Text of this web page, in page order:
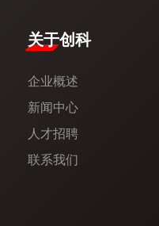
​关于创科​
企业概述
新闻中心​
人才招聘
联系我们